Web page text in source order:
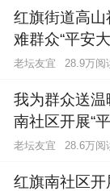
红旗街道高山
难群众“平安
老坛友宜 28.9万阅
我为群众送
南社区开展“
老坛友宜 28.6万阅
红旗南社区开